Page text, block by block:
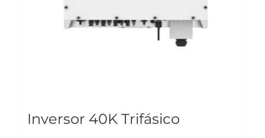
Inversor 40K Trifásico